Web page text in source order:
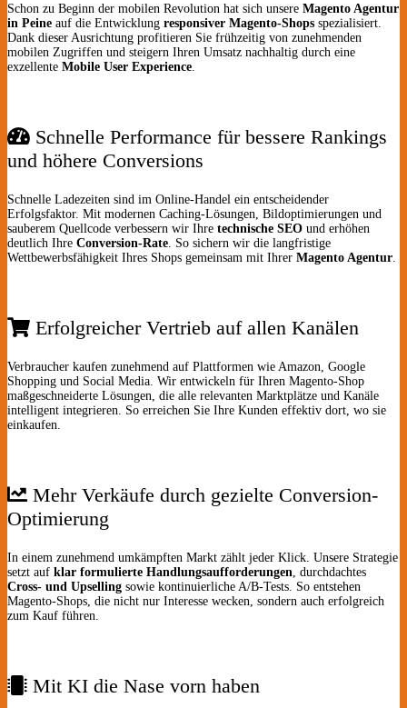
Schon zu Beginn der mobilen Revolution hat sich unsere Magento Agentur
in Peine auf die Entwicklung responsiver Magento-Shops spezialisiert.
Dank dieser Ausrichtung profitieren Sie frühzeitig von zunehmenden
mobilen Zugriffen und steigern Ihren Umsatz nachhaltig durch eine
exzellente Mobile User Experience
Schnelle Performance für bessere Rankings
und höhere Conversions
Schnelle Ladezeiten sind im Online-Handel ein entscheidender
Erfolgsfaktor. Mit modernen Caching-Lösungen, Bildoptimierungen und
sauberem Quellcode verbessern wir Ihre technische SEO und erhöhen
deutlich Ihre Conversion-Rate . So sichern wir die langfristige
Wettbewerbsfähigkeit Ihres Shops gemeinsam mit Ihrer Magento Agentur
Erfolgreicher Vertrieb auf allen Kanälen
Verbraucher kaufen zunehmend auf Plattformen wie Amazon, Google
Shopping und Social Media. Wir entwickeln für Ihren Magento-Shop
maßgeschneiderte Lösungen, die alle relevanten Marktplätze und Kanäle
intelligent integrieren. So erreichen Sie Ihre Kunden effektiv dort, wo sie
einkaufen.
Mehr Verkäufe durch gezielte Conversion-
Optimierung
In einem zunehmend umkämpften Markt zählt jeder Klick. Unsere Strategie
setzt auf klar formulierte Handlungsaufforderungen , durchdachtes
Cross- und Upselling sowie kontinuierliche A/B-Tests. So entstehen
Magento-Shops, die nicht nur Interesse wecken, sondern auch erfolgreich
zum Kauf führen.
Mit KI die Nase vorn haben